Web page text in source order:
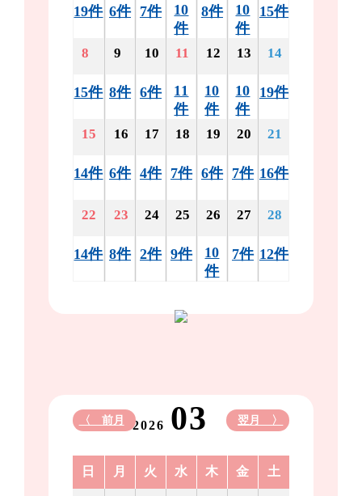
19件 6件 7件
10
件
8件
10
件
15件
8
15件
9
8件
10
6件
11
11
件
12
10
件
13
10
件
14
19件
15
14件
16
6件
17
4件
18
7件
19
6件
20
7件
21
16件
22
14件
23
8件
24
2件
25
9件
26
10
件
27
7件
28
12件
2026 03
〈 前月 翌月 〉
日 月 火 水 木 金 土